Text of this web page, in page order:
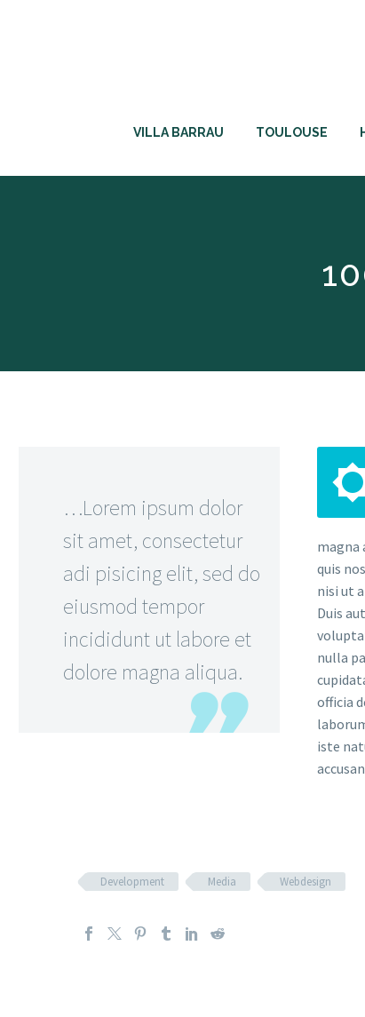
VILLA BARRAU TOULOUSE
…Lorem ipsum dolor
sit amet, consectetur
adi pisicing elit, sed do
eiusmod tempor
incididunt ut labore et
dolore magna aliqua.
magna
quis
nisi ut
Duis
nulla
officia
iste
Development Media Webdesign